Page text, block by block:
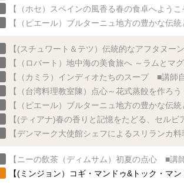
【（ホセ）スペインの風香る春の食卓へよう
【（ピエール）ブルターニュ地方の豊かな伝
【(スチュワート＆テツ）伝統的なアフタヌー
【（ロバート）地中海の美食旅へ ～ラムと
【（カミラ）インディオたちのスープ ■講師自
【（台湾料理教室陳）点心～花式蒸餃を作ろ
【（ピエール）ブルターニュ地方の豊かな伝
【(ティアナ)春の香りと記憶をたどる、セルビ
【デンマーク大使館シェフによるスリランカ
【ニーの飲茶（ディムサム）初夏の点心 ■講師
【(ミンジョン）コギ・マンドゥ&トック・マ